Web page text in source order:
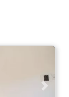
Próximo